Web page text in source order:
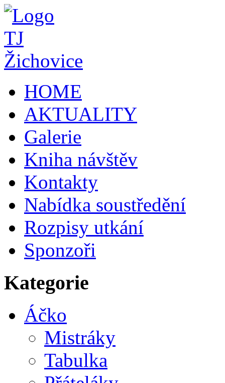
HOME
AKTUALITY
Galerie
Kniha návštěv
Kontakty
Nabídka soustředění
Rozpisy utkání
Sponzoři
Kategorie
Áčko
Mistráky
Tabulka